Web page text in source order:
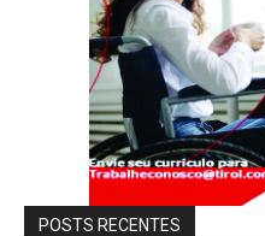
POSTS RECENTES